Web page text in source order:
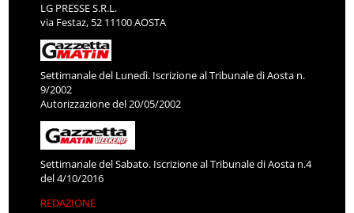
LG PRESSE S.R.L.
via Festaz, 52 11100 AOSTA
Settimanale del Lunedì. Iscrizione al Tribunale di Aosta n.
9/2002
Autorizzazione del 20/05/2002
Settimanale del Sabato. Iscrizione al Tribunale di Aosta n.4
del 4/10/2016
REDAZIONE